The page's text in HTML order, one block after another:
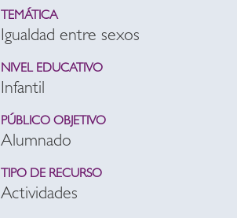
TEMÁTICA
Igualdad entre sexos
NIVEL EDUCATIVO
Infantil
PÚBLICO OBJETIVO
Alumnado
TIPO DE RECURSO
Actividades